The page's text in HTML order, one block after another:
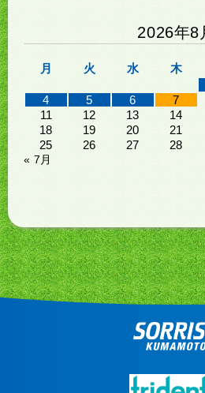
2026年8
月 火 水 木
4
5 6 7
11
12 13 14
18
19 20 21
25
26 27 28
« 7月